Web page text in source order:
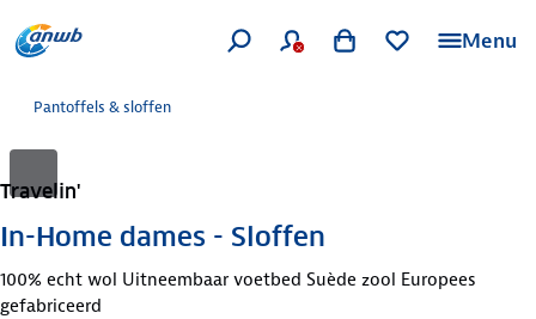
Menu
Pantoffels & sloffen
Travelin'
In-Home dames - Sloffen
100% echt wol Uitneembaar voetbed Suède zool Europees
gefabriceerd